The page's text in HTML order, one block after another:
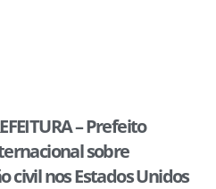
– Prefeito
sobre
civil nos Estados Unidos